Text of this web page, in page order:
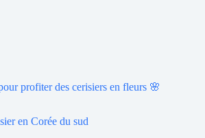
profiter des cerisiers en fleurs 🌸